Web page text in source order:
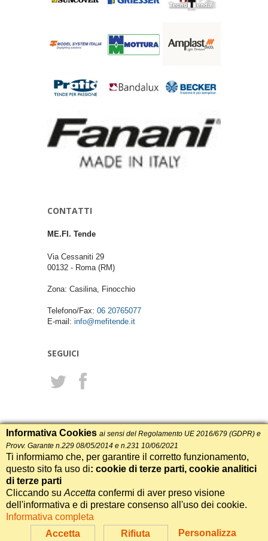
CONTATTI
ME.FI. Tende
Via Cessaniti 29
00132 - Roma(RM)
Zona: Casilina, Finocchio
Telefono/Fax: 06 20765077
E-mail: info@mefitende.it
SEGUICI
ME.FI. di Meloni Maurizio e C. s.n.c.
Via Cessaniti 29 - 00132 - Roma (RM)
P.Iva: 01809751009
Informativa sui Cookie
Realizzazione Siti Web Itala
Accetta Rifiuta Personalizza
Informativa Cookies ai sensi del Regolamento UE 2016/679 (GDPR) e
Provv. Garante n.229 08/05/2014 e n.231 10/06/2021
Ti informiamo che, per garantire il corretto funzionamento,
questo sito fa uso di: cookie di terze parti, cookie analitici
di terze parti
Cliccando su Accetta confermi di aver preso visione
dell'informativa e di prestare consenso all'uso dei cookie.
Informativa completa